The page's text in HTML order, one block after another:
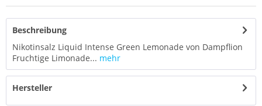
Beschreibung
Nikotinsalz Liquid Intense Green Lemonade von Dampflion
Fruchtige Limonade... mehr
Hersteller